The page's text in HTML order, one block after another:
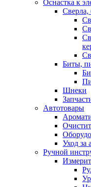
Оснастка к
Сверла,
Биты,
Шнеки
Автотовары
Уход за
Ручной